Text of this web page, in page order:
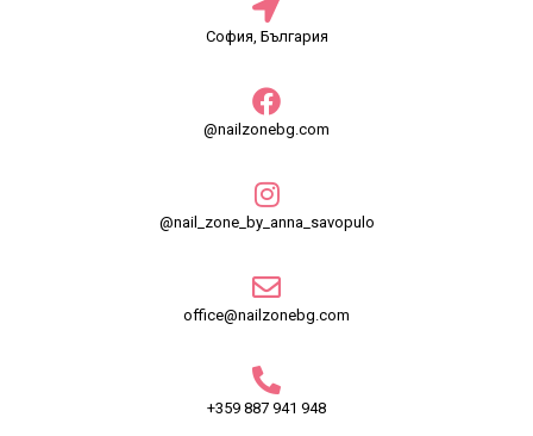
София, България
@nailzonebg.com
@nail_zone_by_anna_savopulo
office@nailzonebg.com
+359 887 941 948